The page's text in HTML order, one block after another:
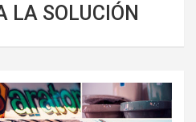
LA SOLUCIÓN